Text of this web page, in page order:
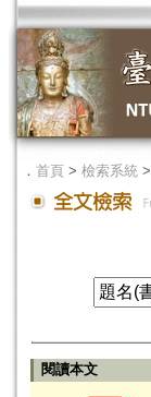
． 首頁 > 檢索系統 >
閱讀本文